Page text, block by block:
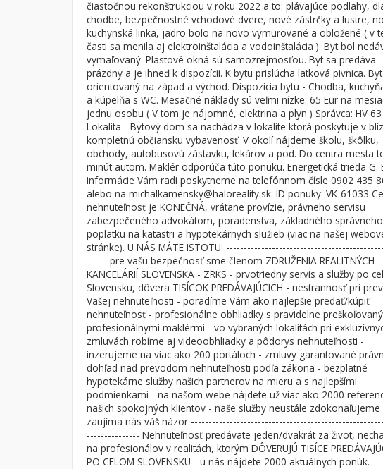
Garsónky
Dvojgarsónky
1-izbové
2-izbové
3-izbové
4 a viac izbové byty
Vila
Chalupa
čiastočnou rekonštrukciou v roku 2022 a to: plávajúce podlahy,
chodbe, bezpečnostné vchodové dvere, nové zástrčky a lustre,
kuchynská linka, jadro bolo na novo vymurované a obložené ( v
časti sa menila aj elektroinštalácia a vodoinštalácia ). Byt bol
vymaľovaný. Plastové okná sú samozrejmosťou. Byt sa predáva
prázdny a je ihneď k dispozícii. K bytu prislúcha latková pivnica.
orientovaný na západ a východ. Dispozícia bytu - Chodba,
a kúpelňa s WC. Mesačné náklady sú veľmi nízke: 65 Eur na
jednu osobu ( V tom je nájomné, elektrina a plyn ) Správca: HV 63
Lokalita - Bytový dom sa nachádza v lokalite ktorá poskytuje v
kompletnú občiansku vybavenosť. V okolí nájdeme školu, škôlku,
obchody, autobusovú zástavku, lekárov a pod. Do centra mesta
minút autom. Maklér odporúča túto ponuku. Energetická trieda G.
informácie Vám radi poskytneme na telefónnom čísle 0902 435
alebo na michalkamensky@haloreality.sk. ID ponuky: VK-61033
nehnuteľnosť je KONEČNÁ, vrátane provízie, právneho servisu
zabezpečeného advokátom, poradenstva, základného správneho
poplatku na katastri a hypotekárnych služieb (viac na našej
stránke). U NÁS MÁTE ISTOTU:
---- - pre vašu bezpečnosť sme členom ZDRUŽENIA REALITNÝCH
KANCELÁRIÍ SLOVENSKA - ZRKS - prvotriedny servis a služby po
Slovensku, dôvera TISÍCOK PREDÁVAJÚCICH - nestrannosť pri
Vašej nehnuteľnosti - poradíme Vám ako najlepšie predať/kúpiť
nehnuteľnosť - profesionálne obhliadky s pravidelne
profesionálnymi maklérmi - vo vybraných lokalitách pri
zmluvách robíme aj videoobhliadky a pôdorys nehnuteľnosti -
inzerujeme na viac ako 200 portáloch - zmluvy garantované
dohľad nad prevodom nehnuteľnosti podľa zákona - bezplatné
hypotekárne služby našich partnerov na mieru a s najlepšími
podmienkami - na našom webe nájdete už viac ako 2000
našich spokojných klientov - naše služby neustále
zaujíma nás váš názor
--------------- Nehnuteľnosť predávate jeden/dvakrát za život,
na profesionálov v realitách, ktorým DÔVERUJÚ TISÍCE
PO CELOM SLOVENSKU - u nás nájdete 2000 aktuálnych ponúk.